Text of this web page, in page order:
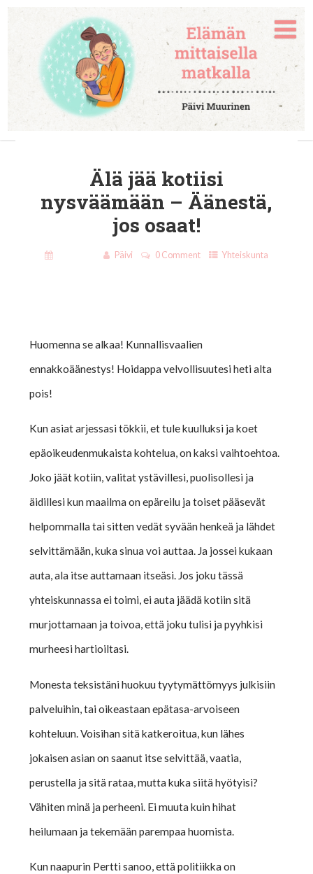
Älä jää kotiisi
nysväämään – Äänestä,
jos osaat!
Päivi 0 Comment Yhteiskunta
Huomenna se alkaa! Kunnallisvaalien
ennakkoäänestys! Hoidappa velvollisuutesi heti alta
pois!
Kun asiat arjessasi tökkii, et tule kuulluksi ja koet
epäoikeudenmukaista kohtelua, on kaksi vaihtoehtoa.
Joko jäät kotiin, valitat ystävillesi, puolisollesi ja
äidillesi kun maailma on epäreilu ja toiset pääsevät
helpommalla tai sitten vedät syvään henkeä ja lähdet
selvittämään, kuka sinua voi auttaa. Ja jossei kukaan
auta, ala itse auttamaan itseäsi. Jos joku tässä
yhteiskunnassa ei toimi, ei auta jäädä kotiin sitä
murjottamaan ja toivoa, että joku tulisi ja pyyhkisi
murheesi hartioiltasi.
Monesta teksistäni huokuu tyytymättömyys julkisiin
palveluihin, tai oikeastaan epätasa-arvoiseen
kohteluun. Voisihan sitä katkeroitua, kun lähes
jokaisen asian on saanut itse selvittää, vaatia,
perustella ja sitä rataa, mutta kuka siitä hyötyisi?
Vähiten minä ja perheeni. Ei muuta kuin hihat
heilumaan ja tekemään parempaa huomista.
Kun naapurin Pertti sanoo, että politiikka on